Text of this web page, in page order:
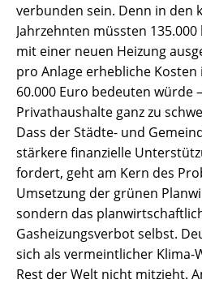
verbunden sein. Denn in den
Jahrzehnten müssten
mit einer neuen Heizung
pro Anlage erhebliche
60.000 Euro bedeuten würde
Privathaushalte ganz zu
Dass der Städte- und
stärkere finanzielle
fordert, geht am Kern des
Umsetzung der grünen
sondern das
Gasheizungsverbot selbst.
sich als vermeintlicher
Rest der Welt nicht mitzieht.